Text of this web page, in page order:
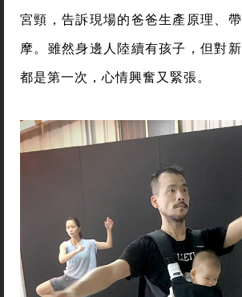
宮頸，告訴現場的爸爸生產原理、
摩。雖然身邊人陸續有孩子，但對
都是第一次，心情興奮又緊張。